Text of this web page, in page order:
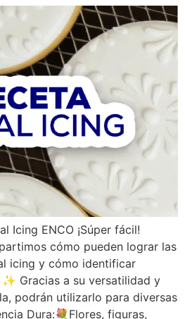
Icing ENCO ¡Súper fácil!
cómo pueden lograr las
icing y cómo identificar
Gracias a su versatilidad y
podrán utilizarlo para diversas
Dura:💐Flores, figuras,